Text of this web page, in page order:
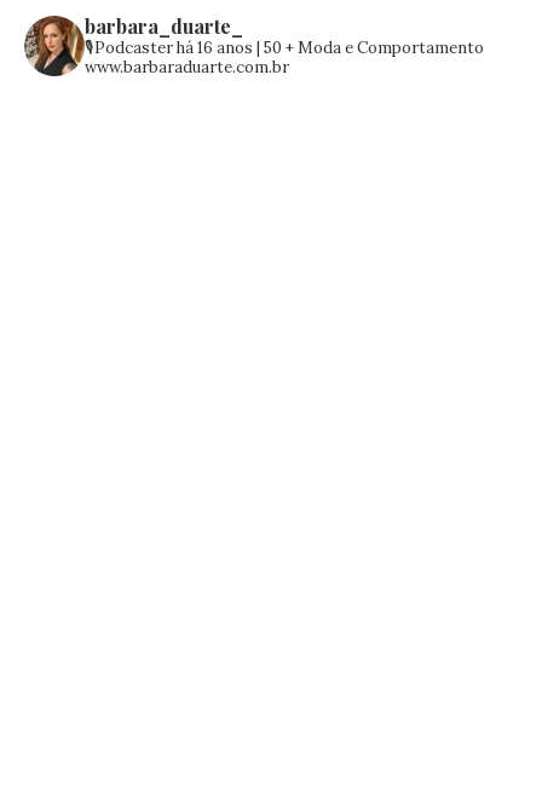
barbara_duarte_
🎙️Podcaster há 16 anos | 50 +Moda e Comportamento
www.barbaraduarte.com.br